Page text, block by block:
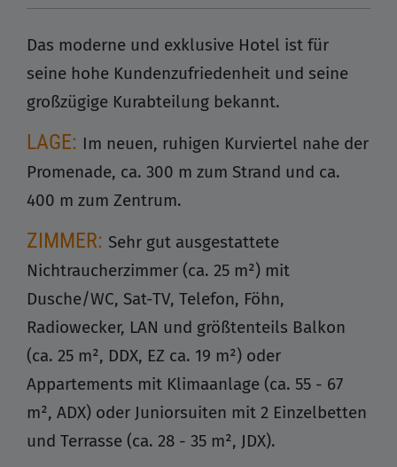
Das moderne und exklusive Hotel ist für
seine hohe Kundenzufriedenheit und seine
großzügige Kurabteilung bekannt.
LAGE: Im neuen, ruhigen Kurviertel nahe der
Promenade, ca. 300 m zum Strand und ca.
400 m zum Zentrum.
ZIMMER: Sehr gut ausgestattete
Nichtraucherzimmer (ca. 25 m²) mit
Dusche/WC, Sat-TV, Telefon, Föhn,
Radiowecker, LAN und größtenteils Balkon
(ca. 25 m², DDX, EZ ca. 19 m²) oder
Appartements mit Klimaanlage (ca. 55 - 67
m², ADX) oder Juniorsuiten mit 2 Einzelbetten
und Terrasse (ca. 28 - 35 m², JDX).